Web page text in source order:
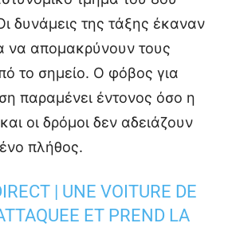
δυνάμεις της τάξης έκαναν
να απομακρύνουν τους
το σημείο. Ο φόβος για
παραμένει έντονος όσο η
οι δρόμοι δεν αδειάζουν
πλήθος.
| UNE VOITURE DE
ET PREND LA